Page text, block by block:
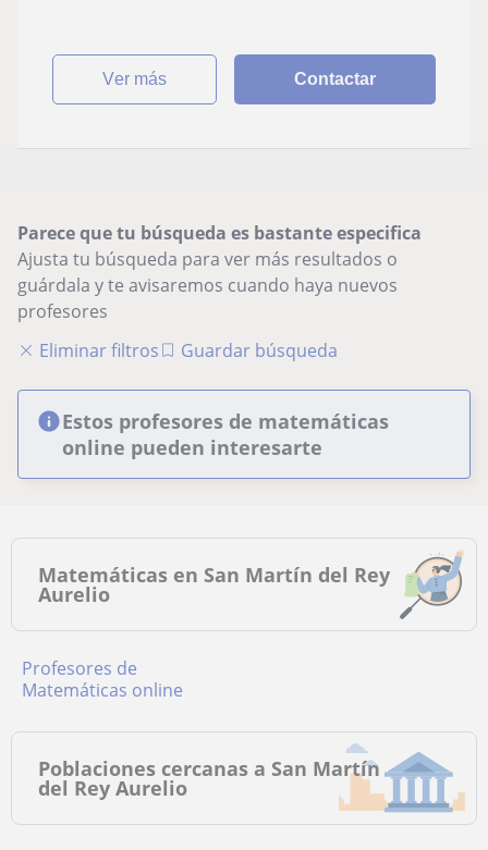
ver más Contactar
Parece que tu búsqueda es bastante especifica
Ajusta tu búsqueda para ver más resultados o
guárdala y te avisaremos cuando haya nuevos
profesores
Eliminar filtros
Guardar búsqueda
Estos profesores de matemáticas
online pueden interesarte
Matemáticas en San Martín del Rey
Aurelio
Profesores de
Matemáticas online
Poblaciones cercanas a San Martín
del Rey Aurelio